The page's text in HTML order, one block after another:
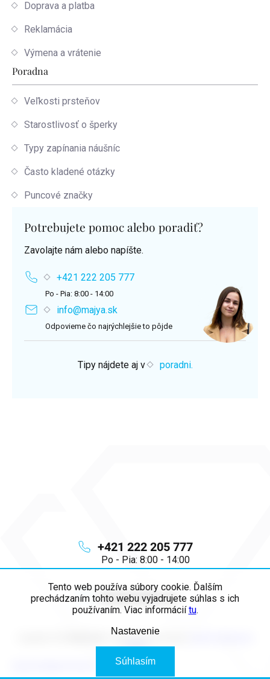
Tento web používa súbory cookie. Ďalším
prechádzaním tohto webu vyjadrujete súhlas s ich
používaním. Viac informáciítu.
Nastavenie
Súhlasím
info@majya.sk
+421 222 205 777
Po - Pia: 8:00 - 14:00
Doprava a platba
Reklamácia
Výmena a vrátenie
Poradna
Veľkosti prsteňov
Starostlivosť o šperky
Typy zapínania náušníc
Často kladené otázky
Puncové značky
Potrebujete pomoc alebo poradiť?
Zavolajte nám alebo napíšte.
+421 222 205 777
Po - Pia: 8:00 - 14:00
info@majya.sk
Odpovieme čo najrýchlejšie to pôjde
Tipy nájdete aj v poradni.
cookies